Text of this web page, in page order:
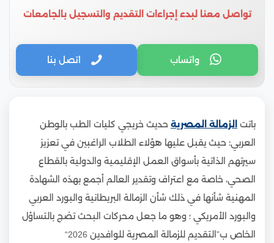
تواصل معنا لبدء إجراءات التقديم والتسجيل بالجامعات
واتساب اتصل بنا
باتت الزمالة المصرية حديث خريجي كليات الطب بالوطن
العربي؛ حيث يقبل عليها هؤلاء الطلاب الراغبين في تعزيز
سيرتهم الذاتية بأسواق العمل الإقليمية والدولية بالقطاع
الصحي، خاصة مع اعتراف وتقدير العالم أجمع بهذه الشهادة
المهنية شأنها في ذلك شأن الزمالة البريطانية والبورد العربي
والبورد الأمريكي ؛ وهو ما جعل محركات البحث تضج بالتساؤل
الخاص ب”التقديم للزمالة المصرية للوافدين 2026“